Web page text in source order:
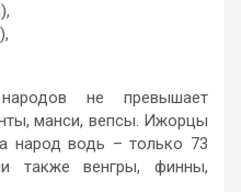
не превышает
манси, вепсы. Ижорцы
народ водь – только 73
также венгры, финны,